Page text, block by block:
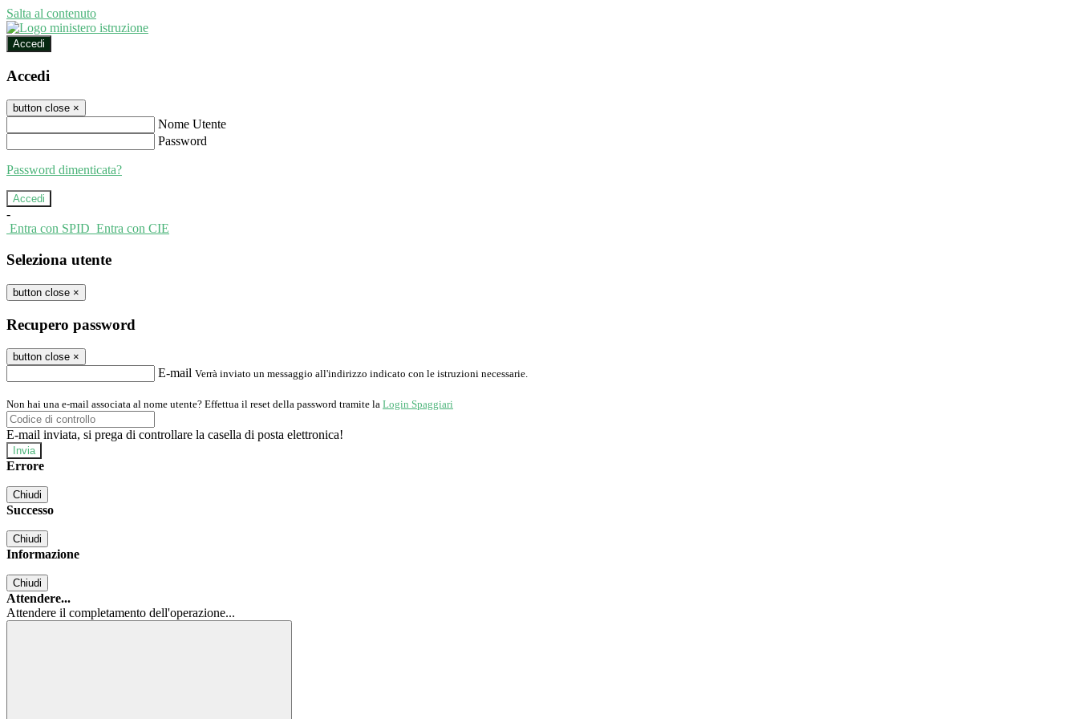
Salta al contenuto
Accedi
Accedi
button close ×
Nome Utente
Password
Password dimenticata?
-
Entra con SPID Entra con CIE
Seleziona utente
button close ×
Recupero password
button close ×
E-mail Verrà inviato un messaggio all'indirizzo indicato con le istruzioni necessarie.
Non hai una e-mail associata al nome utente? Effettua il reset della password tramite la Login Spaggiari
E-mail inviata, si prega di controllare la casella di posta elettronica!
Errore
Chiudi
Successo
Chiudi
Informazione
Chiudi
Attendere...
Attendere il completamento dell'operazione...